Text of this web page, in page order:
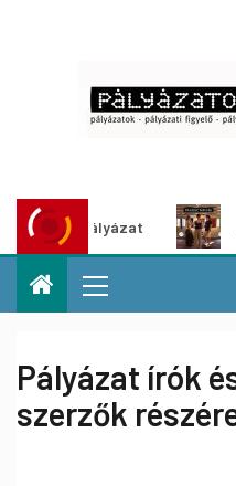
Pályázat írók
szerzők